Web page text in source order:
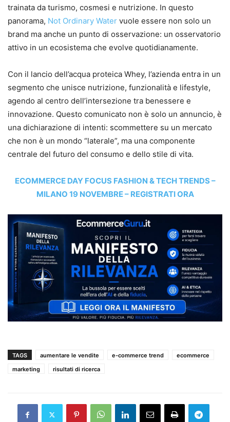
trainata da turismo, cosmesi e nutrizione. In questo
panorama, Not Ordinary Water vuole essere non solo un
brand ma anche un punto di osservazione: un osservatorio
attivo in un ecosistema che evolve quotidianamente.
Con il lancio dell’acqua proteica Whey, l’azienda entra in un
segmento che unisce nutrizione, funzionalità e lifestyle,
agendo al centro dell’intersezione tra benessere e
innovazione. Questo comunicato non è solo un annuncio, è
una dichiarazione di intenti: scommettere su un mercato
che non è un mondo “laterale”, ma una componente
centrale del futuro del consumo e dello stile di vita.
ECOMMERCE DAY FOCUS FASHION & TECH TRENDS –
MILANO 19 NOVEMBRE – REGISTRATI ORA
TAGS aumentare le vendite e-commerce trend
ecommerce
marketing
risultati di ricerca